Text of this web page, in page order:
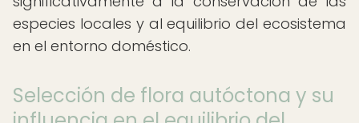
especies locales y al equilibrio del ecosistema
en el entorno doméstico.
Selección de flora autóctona y su